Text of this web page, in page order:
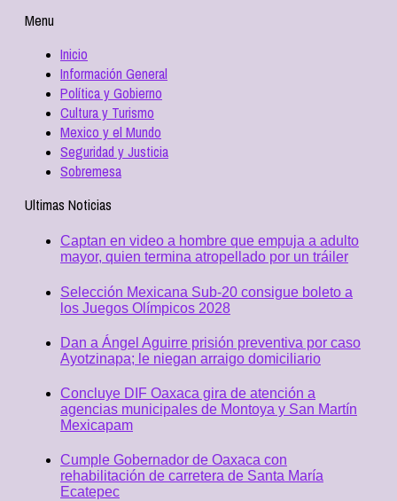
Menu
Inicio
Información General
Política y Gobierno
Cultura y Turismo
Mexico y el Mundo
Seguridad y Justicia
Sobremesa
Ultimas Noticias
Captan en video a hombre que empuja a adulto
mayor, quien termina atropellado por un tráiler
Selección Mexicana Sub-20 consigue boleto a
los Juegos Olímpicos 2028
Dan a Ángel Aguirre prisión preventiva por caso
Ayotzinapa; le niegan arraigo domiciliario
Concluye DIF Oaxaca gira de atención a
agencias municipales de Montoya y San Martín
Mexicapam
Cumple Gobernador de Oaxaca con
rehabilitación de carretera de Santa María
Ecatepec